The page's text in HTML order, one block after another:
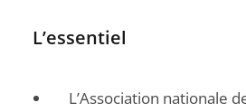
L’essentiel
L’Association nationale